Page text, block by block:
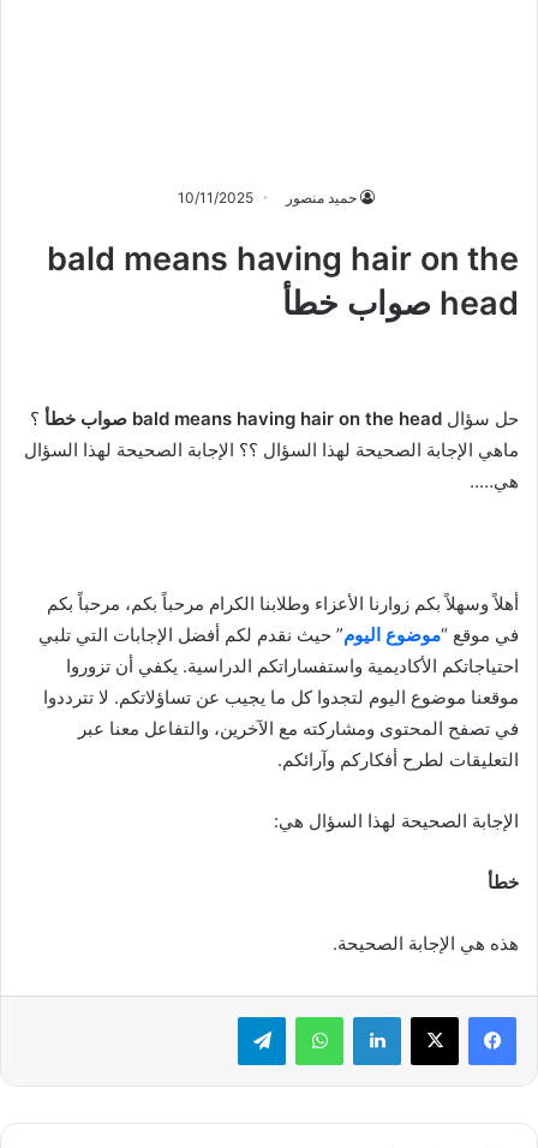
حميد منصور 10/11/2025
bald means having hair on the
head صواب خطأ
حل سؤال bald means having hair on the head صواب خطأ
؟
ماهي الإجابة الصحيحة لهذا السؤال ؟؟ الإجابة الصحيحة لهذا السؤال
هي…..
أهلاً وسهلاً بكم زوارنا الأعزاء وطلابنا الكرام مرحباً بكم، مرحباً بكم
في موقع “موضوع اليوم” حيث نقدم لكم أفضل الإجابات التي تلبي
احتياجاتكم الأكاديمية واستفساراتكم الدراسية. يكفي أن تزوروا
موقعنا موضوع اليوم لتجدوا كل ما يجيب عن تساؤلاتكم. لا تترددوا
في تصفح المحتوى ومشاركته مع الآخرين، والتفاعل معنا عبر
التعليقات لطرح أفكاركم وآرائكم.
الإجابة الصحيحة لهذا السؤال هي:
خطأ
هذه هي الإجابة الصحيحة.
لينكدإن واتساب تيلقرام